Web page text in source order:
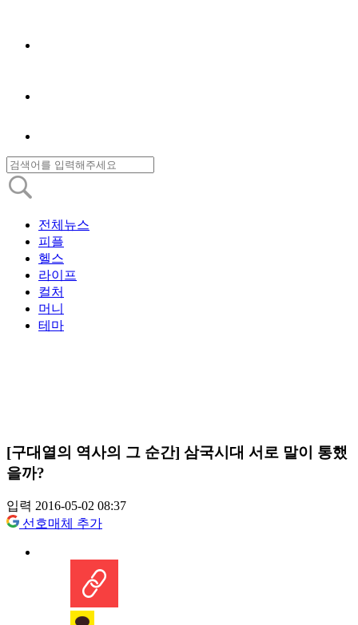
전체뉴스
피플
헬스
라이프
컬처
머니
테마
[구대열의 역사의 그 순간] 삼국시대 서로 말이 통했
을까?
입력 2016-05-02 08:37
선호매체 추가